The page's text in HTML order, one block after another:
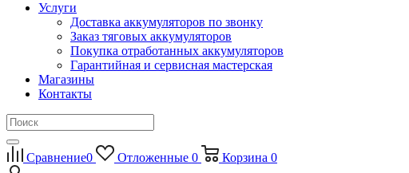
Услуги
Доставка аккумуляторов по звонку
Заказ тяговых аккумуляторов
Покупка отработанных аккумуляторов
Гарантийная и сервисная мастерская
Магазины
Контакты
Сравнение0 Отложенные 0 Корзина 0